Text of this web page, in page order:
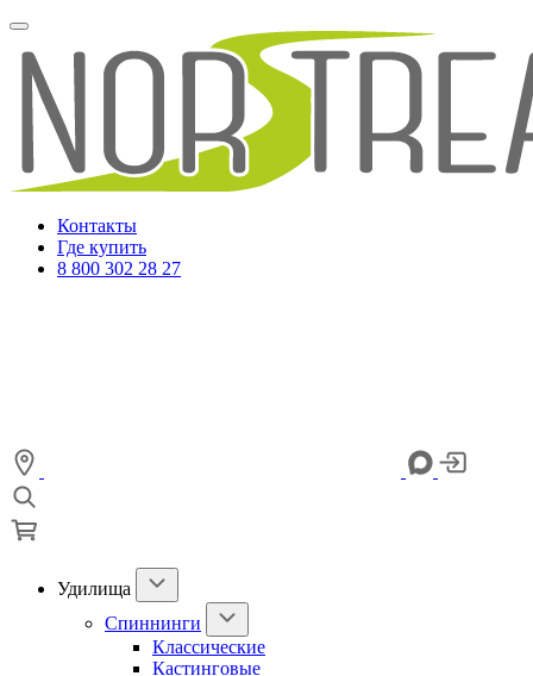
Контакты
Где купить
8 800 302 28 27
Удилища
Спиннинги
Классические
Кастинговые